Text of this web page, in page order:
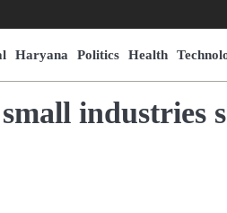
Haryana Politics Health
industries